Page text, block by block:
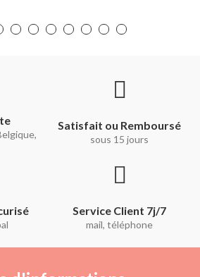
Satisfait ou Remboursé
sous 15 jours
Service Client 7j/7
mail, téléphone